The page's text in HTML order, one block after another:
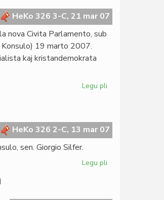
la
estonta
HeKo 326 3-C, 21 mar 07
nova Civita Parlamento, sub
Konsulo) 19 marto 2007.
kaj kristandemokrata
Legu pli
en
Bruselo
HeKo 326 2-C, 13 mar 07
sen. Giorgio Silfer.
Legu pli